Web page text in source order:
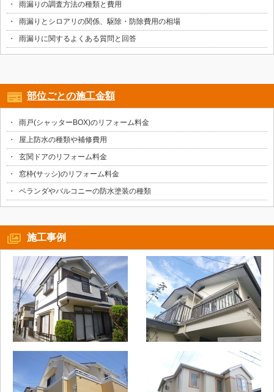
雨漏りの調査方法の種類と費用
雨漏りとシロアリの関係、駆除・防除費用の相場
雨漏りに関するよくある質問と回答
部位ごとの施工金額
雨戸(シャッターBOX)のリフォーム料金
屋上防水の種類や補修費用
玄関ドアのリフォーム料金
窓枠(サッシ)のリフォーム料金
ベランダやバルコニーの防水塗装の種類
施工事例